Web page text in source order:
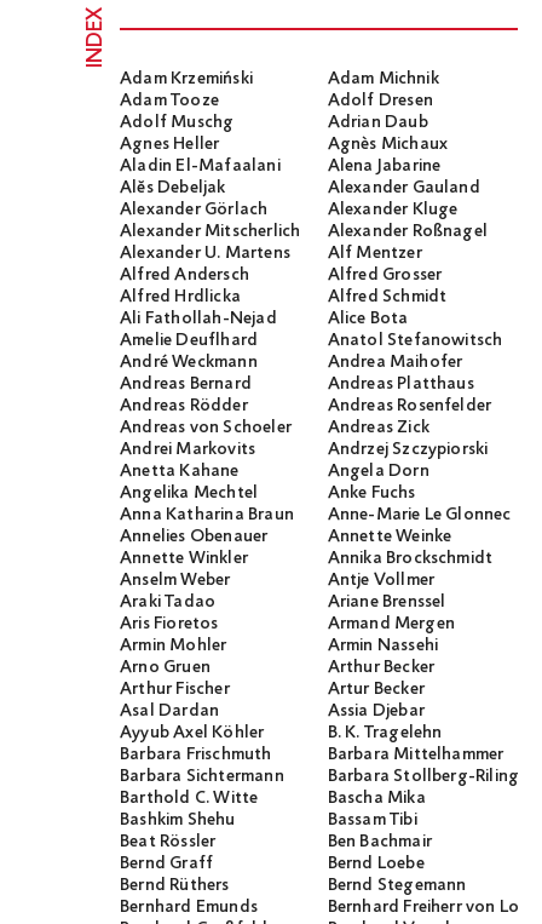
INDEX
Adam Krzemiński
Adam Michnik
Adam Tooze
Adolf Dresen
Adolf Muschg
Adrian Daub
Agnes Heller
Agnès Michaux
Aladin El-Mafaalani
Alena Jabarine
Alĕs Debeljak
Alexander Gauland
Alexander Görlach
Alexander Kluge
Alexander Mitscherlich
Alexander Roßnagel
Alexander U. Martens
Alf Mentzer
Alfred Andersch
Alfred Grosser
Alfred Hrdlicka
Alfred Schmidt
Ali Fathollah-Nejad
Alice Bota
Amelie Deuflhard
Anatol Stefanowitsch
André Weckmann
Andrea Maihofer
Andreas Bernard
Andreas Platthaus
Andreas Rödder
Andreas Rosenfelder
Andreas von Schoeler
Andreas Zick
Andrei Markovits
Andrzej Szczypiorski
Anetta Kahane
Angela Dorn
Angelika Mechtel
Anke Fuchs
Anna Katharina Braun
Anne-Marie Le Glonnec
Annelies Obenauer
Annette Weinke
Annette Winkler
Annika Brockschmidt
Anselm Weber
Antje Vollmer
Araki Tadao
Ariane Brenssel
Aris Fioretos
Armand Mergen
Armin Mohler
Armin Nassehi
Arno Gruen
Arthur Becker
Arthur Fischer
Artur Becker
Asal Dardan
Assia Djebar
Ayyub Axel Köhler
B. K. Tragelehn
Barbara Frischmuth
Barbara Mittelhammer
Barbara Sichtermann
Barbara Stollberg-Rilinger
Barthold C. Witte
Bascha Mika
Bashkim Shehu
Bassam Tibi
Beat Rössler
Ben Bachmair
Bernd Graff
Bernd Loebe
Bernd Rüthers
Bernd Stegemann
Bernhard Emunds
Bernhard Freiherr von